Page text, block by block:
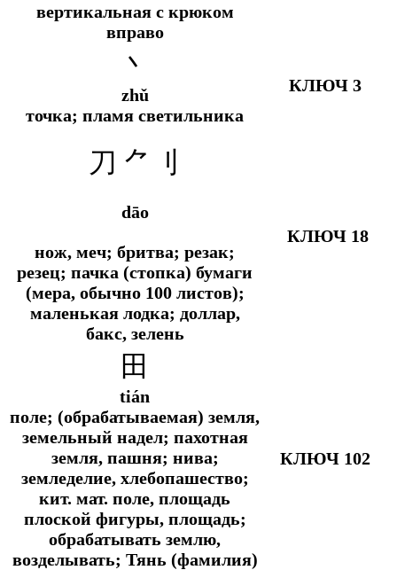
вертикальная с крюком
вправо
丶
zhǔ
точка; пламя светильника
КЛЮЧ 3
刀 ⺈ 刂
dāo
нож, меч; бритва; резак;
резец; пачка (стопка) бумаги
(мера, обычно 100 листов);
маленькая лодка; доллар,
бакс, зелень
КЛЮЧ 18
田
tián
поле; (обрабатываемая) земля,
земельный надел; пахотная
земля, пашня; нива;
земледелие, хлебопашество;
кит. мат. поле, площадь
плоской фигуры, площадь;
обрабатывать землю,
возделывать; Тянь (фамилия)
КЛЮЧ 102